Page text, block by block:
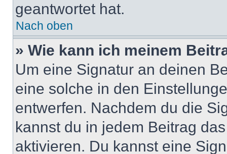
geantwortet hat.
Nach oben
» Wie kann ich meinem
Um eine Signatur an deinen
eine solche in den
entwerfen. Nachdem du die
kannst du in jedem Beitrag
aktivieren. Du kannst eine